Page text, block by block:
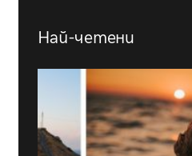
Най-четени